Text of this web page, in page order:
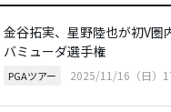
金谷拓実、星野陸也が初V
バミューダ選手権
PGAツアー 2025/11/16（日）